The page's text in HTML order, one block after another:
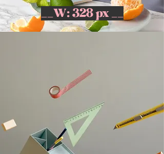
__W: 328 px __